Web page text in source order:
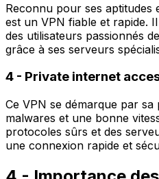
Reconnu pour ses aptitudes
est un VPN fiable et rapide.
des utilisateurs passionnés
grâce à ses serveurs
4 - Private internet
Ce VPN se démarque par sa
malwares et une bonne
protocoles sûrs et des
une connexion rapide et